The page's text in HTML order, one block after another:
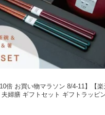
10倍 お買い物マラソン 8/4-11】【楽
婦膳 ギフトセット ギフトラッピ
ット 夫婦茶碗 汁椀 夫婦箸 すべり
子レンジ対応 CDF etendue CDF